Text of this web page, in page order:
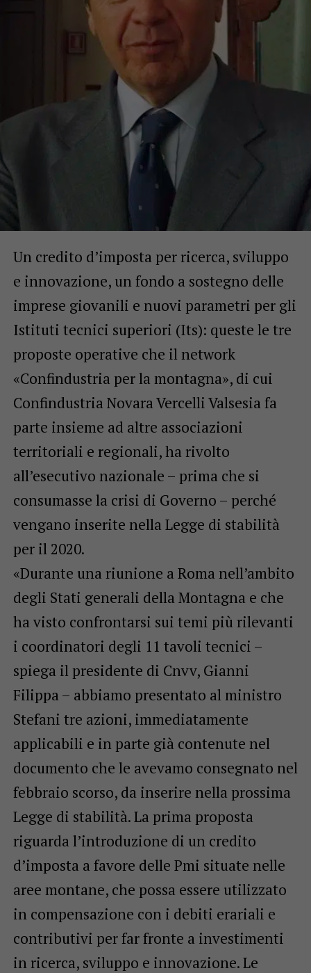
Un credito d’imposta per ricerca, sviluppo
e innovazione, un fondo a sostegno delle
imprese giovanili e nuovi parametri per gli
Istituti tecnici superiori (Its): queste le tre
proposte operative che il network
«Confindustria per la montagna», di cui
Confindustria Novara Vercelli Valsesia fa
parte insieme ad altre associazioni
territoriali e regionali, ha rivolto
all’esecutivo nazionale – prima che si
consumasse la crisi di Governo – perché
vengano inserite nella Legge di stabilità
per il 2020.
«Durante una riunione a Roma nell’ambito
degli Stati generali della Montagna e che
ha visto confrontarsi sui temi più rilevanti
i coordinatori degli 11 tavoli tecnici –
spiega il presidente di Cnvv, Gianni
Filippa – abbiamo presentato al ministro
Stefani tre azioni, immediatamente
applicabili e in parte già contenute nel
documento che le avevamo consegnato nel
febbraio scorso, da inserire nella prossima
Legge di stabilità. La prima proposta
riguarda l’introduzione di un credito
d’imposta a favore delle Pmi situate nelle
aree montane, che possa essere utilizzato
in compensazione con i debiti erariali e
contributivi per far fronte a investimenti
in ricerca, sviluppo e innovazione. Le